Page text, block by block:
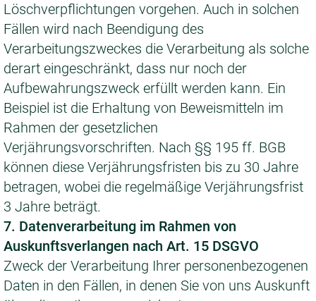
Löschverpflichtungen vorgehen. Auch in solchen
Fällen wird nach Beendigung des
Verarbeitungszweckes die Verarbeitung als solche
derart eingeschränkt, dass nur noch der
Aufbewahrungszweck erfüllt werden kann. Ein
Beispiel ist die Erhaltung von Beweismitteln im
Rahmen der gesetzlichen
Verjährungsvorschriften. Nach §§ 195 ff. BGB
können diese Verjährungsfristen bis zu 30 Jahre
betragen, wobei die regelmäßige Verjährungsfrist
3 Jahre beträgt.
7. Datenverarbeitung im Rahmen von
Auskunftsverlangen nach Art. 15 DSGVO
Zweck der Verarbeitung Ihrer personenbezogenen
Daten in den Fällen, in denen Sie von uns Auskunft